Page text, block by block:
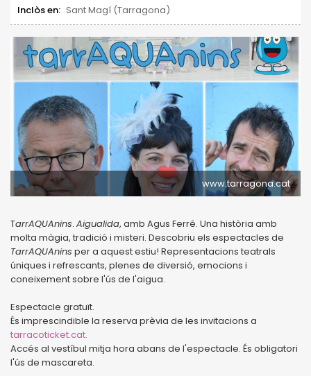
Inclòs en: Sant Magí (Tarragona)
www.tarragona.cat
TarrAQUAnins. Aigualida, amb Agus Ferré. Una història amb
molta màgia, tradició i misteri. Descobriu els espectacles de
TarrAQUAnins per a aquest estiu! Representacions teatrals
úniques i refrescants, plenes de diversió, emocions i
coneixement sobre l'ús de l'aigua.
Espectacle gratuït.
És imprescindible la reserva prèvia de les invitacions a
tarracoticket.cat.
Accés al vestíbul mitja hora abans de l'espectacle. És obligatori
l'ús de mascareta.